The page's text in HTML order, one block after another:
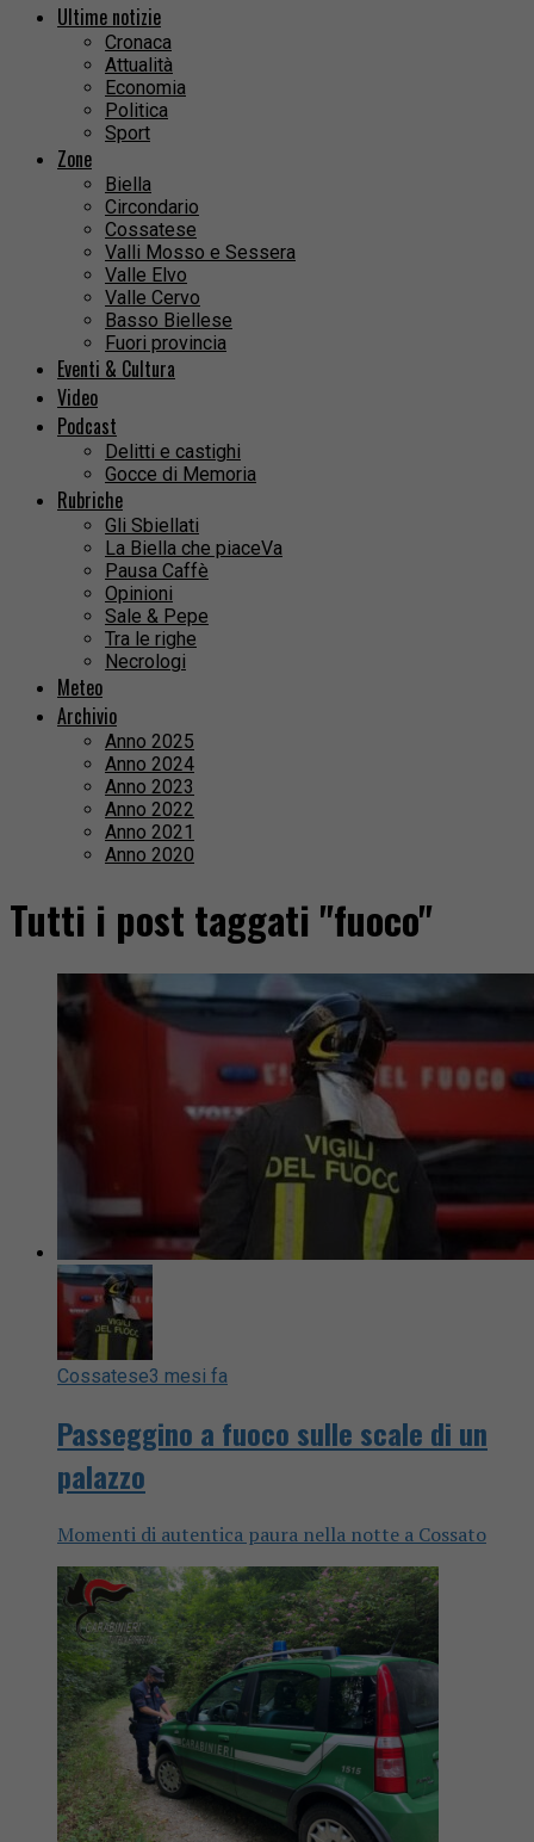
Ultime notizie
Cronaca
Attualità
Economia
Politica
Sport
Zone
Biella
Circondario
Cossatese
Valli Mosso e Sessera
Valle Elvo
Valle Cervo
Basso Biellese
Fuori provincia
Eventi & Cultura
Video
Podcast
Delitti e castighi
Gocce di Memoria
Rubriche
Gli Sbiellati
La Biella che piaceVa
Pausa Caffè
Opinioni
Sale & Pepe
Tra le righe
Necrologi
Meteo
Archivio
Anno 2025
Anno 2024
Anno 2023
Anno 2022
Anno 2021
Anno 2020
Tutti i post taggati "fuoco"
Cossatese3 mesi fa
Passeggino a fuoco sulle scale di un
palazzo
Momenti di autentica paura nella notte a Cossato